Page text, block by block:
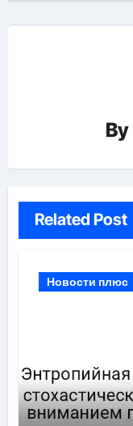
By
Related Post
Новости плюс